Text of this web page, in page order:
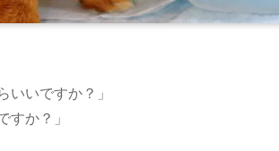
いいですか？」
すか？」